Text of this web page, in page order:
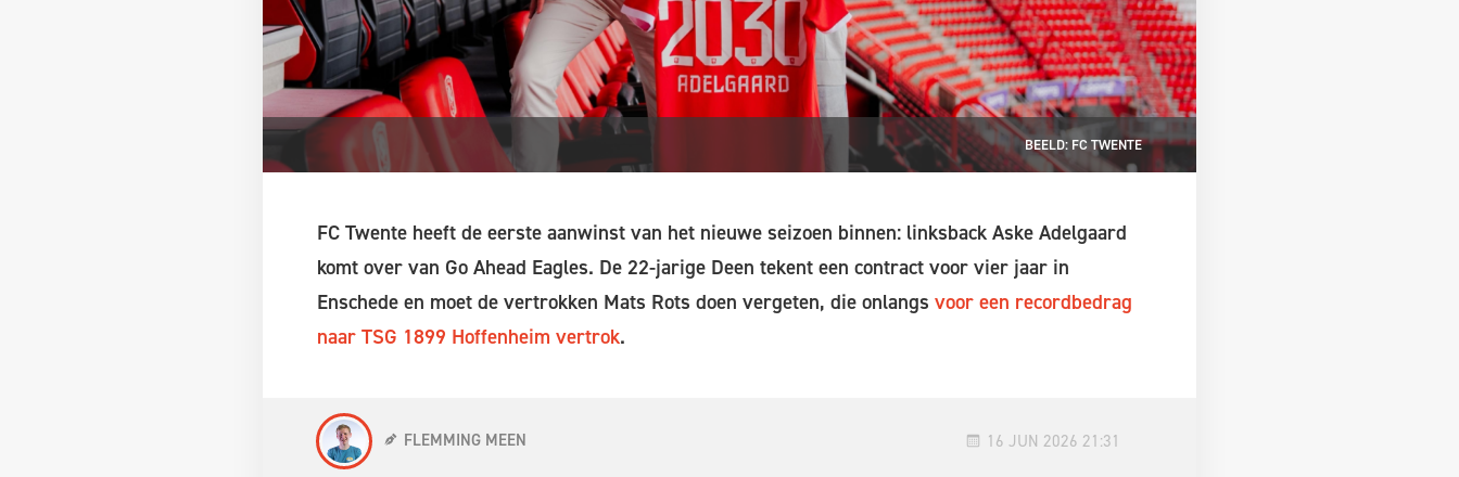
BEELD: FC TWENTE
FC Twente heeft de eerste aanwinst van het nieuwe seizoen binnen: linksback Aske Adelgaard
komt over van Go Ahead Eagles. De 22-jarige Deen tekent een contract voor vier jaar in
Enschede en moet de vertrokken Mats Rots doen vergeten, die onlangs voor een recordbedrag
naar TSG 1899 Hoffenheim vertrok.
FLEMMING MEEN 16 JUN 2026 21:31